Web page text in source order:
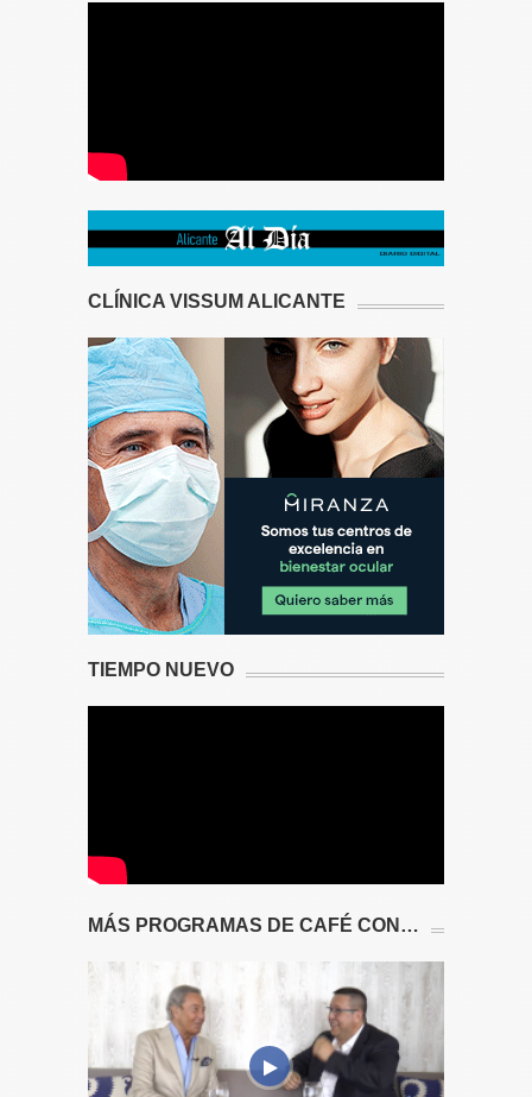
CLÍNICA VISSUM ALICANTE
TIEMPO NUEVO
MÁS PROGRAMAS DE CAFÉ CON…